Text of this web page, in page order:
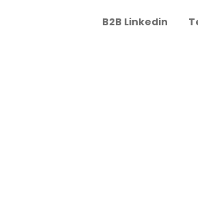
B2B Linkedin